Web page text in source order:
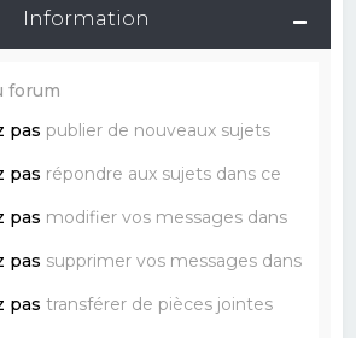
Information
forum
pas publier de nouveaux sujets
pas répondre aux sujets dans ce
pas modifier vos messages dans
pas supprimer vos messages dans
pas transférer de pièces jointes